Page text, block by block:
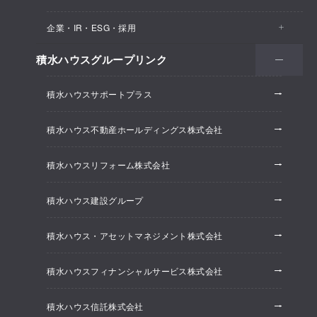
保育所・教育支援施設
オフィス・事務所
建築実例
オフィス系開発事業
ホテル系開発事業
大規模開発事業
賃貸マンション開発事業
企業・IR・ESG・採用
会社情報
株主・投資家情報
ESG経営
研究開発
採用情報
ニュースリリース
積水ハウスグループリンク
積水ハウスサポートプラス
積水ハウス不動産ホールディングス株式会社
積水ハウスリフォーム株式会社
積水ハウス建設グループ
積水ハウス・アセットマネジメント株式会社
積水ハウスフィナンシャルサービス株式会社
積水ハウス信託株式会社